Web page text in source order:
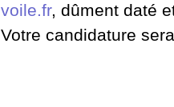
voile.fr, dûment daté
Votre candidature